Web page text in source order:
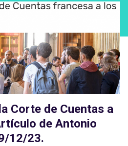
Corte de Cuentas a
de Antonio
12/23.